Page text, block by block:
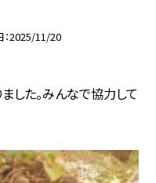
2025/11/20
した。みんなで協力して